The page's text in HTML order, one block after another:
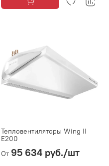
Тепловентиляторы Wing II
E200
От 95 634 руб./шт